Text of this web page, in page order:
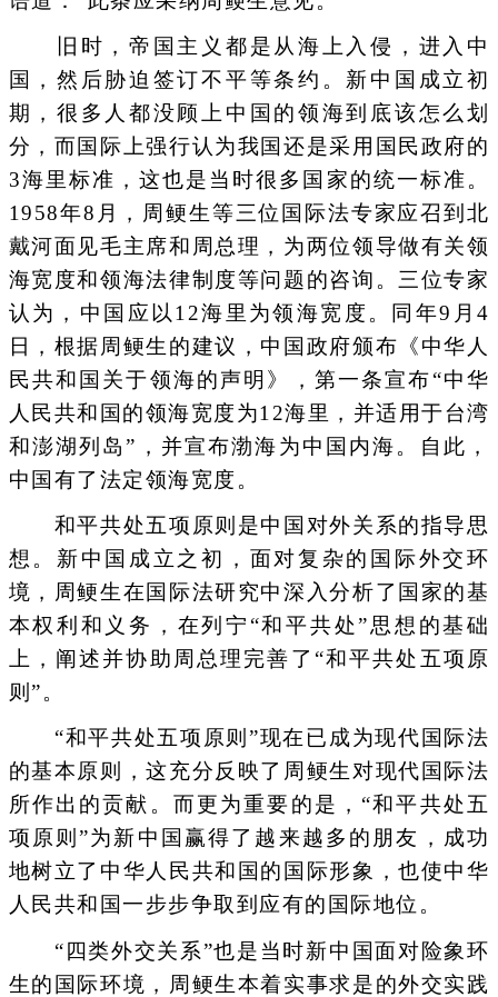
旧时，帝国主义都是从海上入侵，进入中
国，然后胁迫签订不平等条约。新中国成立初
期，很多人都没顾上中国的领海到底该怎么划
分，而国际上强行认为我国还是采用国民政府的
3海里标准，这也是当时很多国家的统一标准。
1958年8月，周鲠生等三位国际法专家应召到北
戴河面见毛主席和周总理，为两位领导做有关领
海宽度和领海法律制度等问题的咨询。三位专家
认为，中国应以12海里为领海宽度。同年9月4
日，根据周鲠生的建议，中国政府颁布《中华人
民共和国关于领海的声明》，第一条宣布“中华
人民共和国的领海宽度为12海里，并适用于台湾
和澎湖列岛”，并宣布渤海为中国内海。自此，
中国有了法定领海宽度。
和平共处五项原则是中国对外关系的指导思
想。新中国成立之初，面对复杂的国际外交环
境，周鲠生在国际法研究中深入分析了国家的基
本权利和义务，在列宁“和平共处”思想的基础
上，阐述并协助周总理完善了“和平共处五项原
则”。
“和平共处五项原则”现在已成为现代国际法
的基本原则，这充分反映了周鲠生对现代国际法
所作出的贡献。而更为重要的是，“和平共处五
项原则”为新中国赢得了越来越多的朋友，成功
地树立了中华人民共和国的国际形象，也使中华
人民共和国一步步争取到应有的国际地位。
“四类外交关系”也是当时新中国面对险象环
生的国际环境，周鲠生本着实事求是的外交实践